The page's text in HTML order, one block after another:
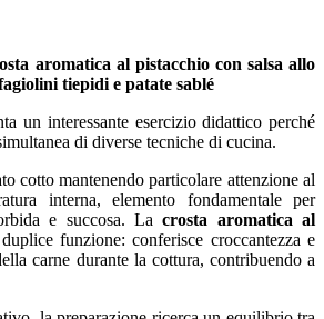
aromatica al pistacchio con salsa allo
tiepidi e patate sablé
un interessante esercizio didattico perché
di diverse tecniche di cucina.
cotto mantenendo particolare attenzione al
interna, elemento fondamentale per
e succosa. Lacrosta aromatica al
funzione: conferisce croccantezza e
carne durante la cottura, contribuendo a